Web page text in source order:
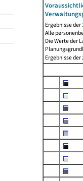
Ergebnisse
Alle
Die Werte der
Ergebnisse